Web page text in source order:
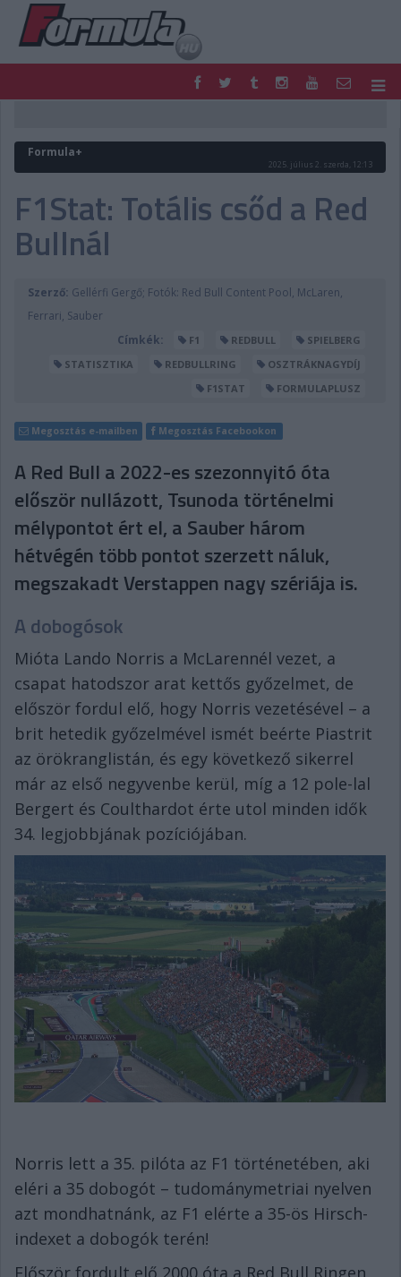
FORMULA
MOTOR
PODCAST
SHOP
LIVE
DIGITÁLIS MAGAZIN
Formula+
2025. július 2. szerda, 12:13
F1Stat: Totális csőd a Red
Bullnál
Szerző: Gellérfi Gergő; Fotók: Red Bull Content Pool, McLaren,
Ferrari, Sauber
Címkék:
F1 REDBULL
SPIELBERG
STATISZTIKA
REDBULLRING
OSZTRÁKNAGYDÍJ
F1STAT
FORMULAPLUSZ
Megosztás e-mailben Megosztás Facebookon
A Red Bull a 2022-es szezonnyitó óta
először nullázott, Tsunoda történelmi
mélypontot ért el, a Sauber három
hétvégén több pontot szerzett náluk,
megszakadt Verstappen nagy szériája is.
A dobogósok
Mióta Lando Norris a McLarennél vezet, a
csapat hatodszor arat kettős győzelmet, de
először fordul elő, hogy Norris vezetésével – a
brit hetedik győzelmével ismét beérte Piastrit
az örökranglistán, és egy következő sikerrel
már az első negyvenbe kerül, míg a 12 pole-lal
Bergert és Coulthardot érte utol minden idők
34. legjobbjának pozíciójában.
Norris lett a 35. pilóta az F1 történetében, aki
eléri a 35 dobogót – tudománymetriai nyelven
azt mondhatnánk, az F1 elérte a 35-ös Hirsch-
indexet a dobogók terén!